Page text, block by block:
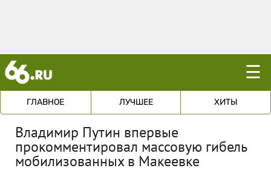
☰
ГЛАВНОЕ ЛУЧШЕЕ ХИТЫ
Владимир Путин впервые
прокомментировал массовую гибель
мобилизованных в Макеевке